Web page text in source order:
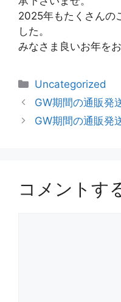
2025年もたくさんの
した。
みなさま良いお年を
Uncategorized
GW期間の通販発
GW期間の通販発
コメントす